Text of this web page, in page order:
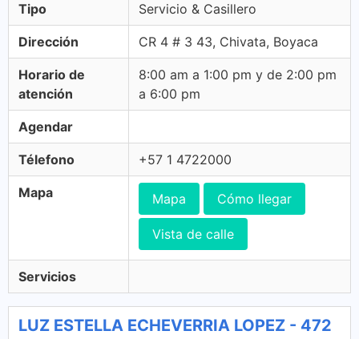
Tipo Servicio & Casillero
Dirección CR 4 # 3 43, Chivata, Boyaca
Horario de
atención
8:00 am a 1:00 pm y de 2:00 pm
a 6:00 pm
Agendar
Télefono +57 1 4722000
Mapa Mapa Cómo llegar
Vista de calle
Servicios
LUZ ESTELLA ECHEVERRIA LOPEZ - 472